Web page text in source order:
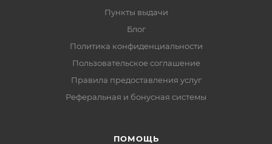
Пункты выдачи
Блог
Политика конфиденциальности
Пользовательское соглашение
Правила предоставления услуг
Реферальная и бонусная системы
ПОМОЩЬ